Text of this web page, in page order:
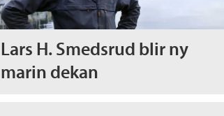
Lars H. Smedsrud blir ny
marin dekan